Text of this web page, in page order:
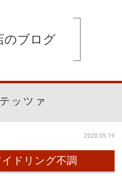
のブログ
ッツァ
2020.05.19
ドリング不調